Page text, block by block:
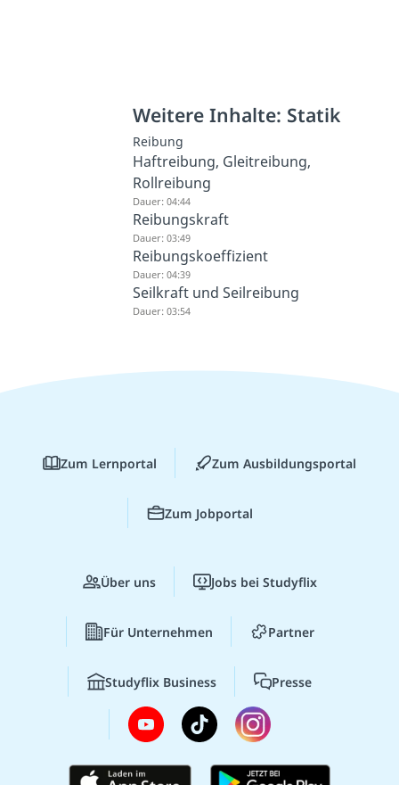
Weitere Inhalte: Statik
Reibung
Haftreibung, Gleitreibung,
Rollreibung
Dauer: 04:44
Reibungskraft
Dauer: 03:49
Reibungskoeffizient
Dauer: 04:39
Seilkraft und Seilreibung
Dauer: 03:54
Zum Lernportal Zum Ausbildungsportal
Zum Jobportal
Über uns Jobs bei Studyflix
Für Unternehmen Partner
Studyflix Business Presse